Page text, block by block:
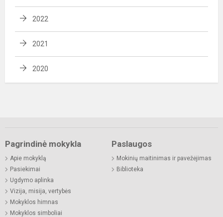
2022
2021
2020
Pagrindinė mokykla
Apie mokyklą
Pasiekimai
Ugdymo aplinka
Vizija, misija, vertybės
Mokyklos himnas
Mokyklos simboliai
Paslaugos
Mokinių maitinimas ir pavežėjimas
Biblioteka